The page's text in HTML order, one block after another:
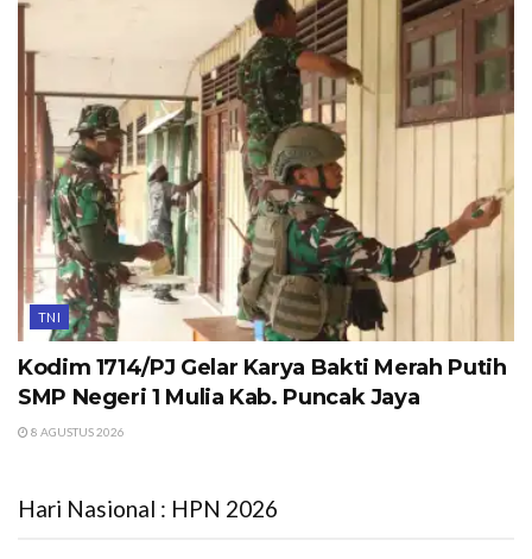
TNI
Kodim 1714/PJ Gelar Karya Bakti Merah Putih
SMP Negeri 1 Mulia Kab. Puncak Jaya
8 AGUSTUS 2026
Hari Nasional : HPN 2026